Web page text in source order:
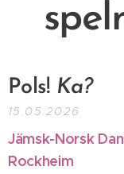
Pols! Ka?
15.05.2026
Jämsk-Norsk
Rockheim